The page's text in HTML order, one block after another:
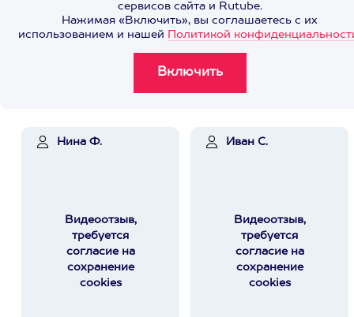
сервисов сайта и Rutube.
Нажимая «Включить», вы соглашаетесь с их
использованием и нашей Политикой
Нина Ф.
Видеоотзыв,
требуется
согласие на
сохранение
cookies
Иван С.
Видеоотзыв,
требуется
согласие на
сохранение
cookies